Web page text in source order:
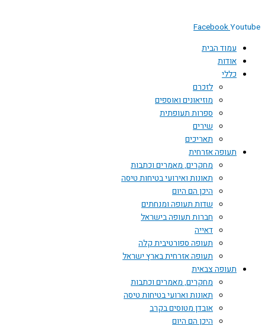
FacebookYoutube
עמוד הבית
אודות
כללי
לזכרם
מוזיאונים ואוספים
ספרות תעופתית
שירים
תאריכים
תעופה אזרחית
מחקרים, מאמרים וכתבות
תאונות ואירועי בטיחות טיסה
היכן הם היום
שדות תעופה ומנחתים
חברות תעופה בישראל
דאייה
תעופה ספורטיבית קלה
תעופה אזרחית בארץ ישראל
תעופה צבאית
מחקרים, מאמרים וכתבות
תאונות וארועי בטיחות טיסה
אובדן מטוסים בקרב
היכן הם היום